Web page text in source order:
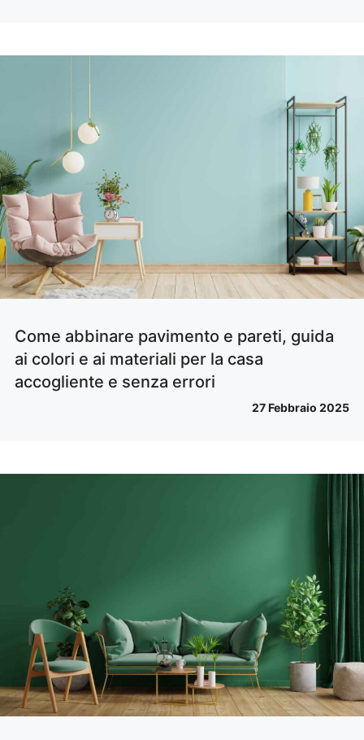
Come abbinare pavimento e pareti, guida
ai colori e ai materiali per la casa
accogliente e senza errori
27 Febbraio 2025